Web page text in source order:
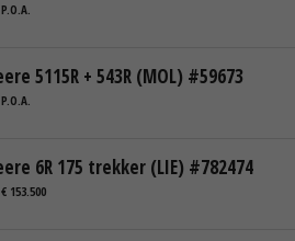
5115R + 543R (MOL) #59673
6R 175 trekker (LIE) #782474
153.500